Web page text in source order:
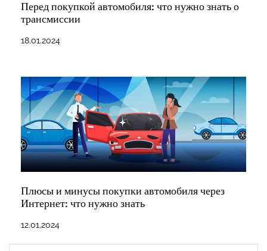
Перед покупкой автомобиля: что нужно знать о
трансмиссии
18.01.2024
Плюсы и минусы покупки автомобиля через
Интернет: что нужно знать
12.01.2024